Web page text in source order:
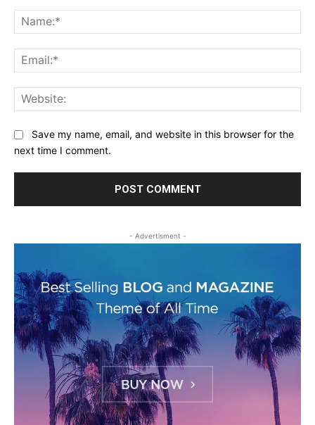
Save my name, email, and website in this browser for the
next time I comment.
- Advertisment -